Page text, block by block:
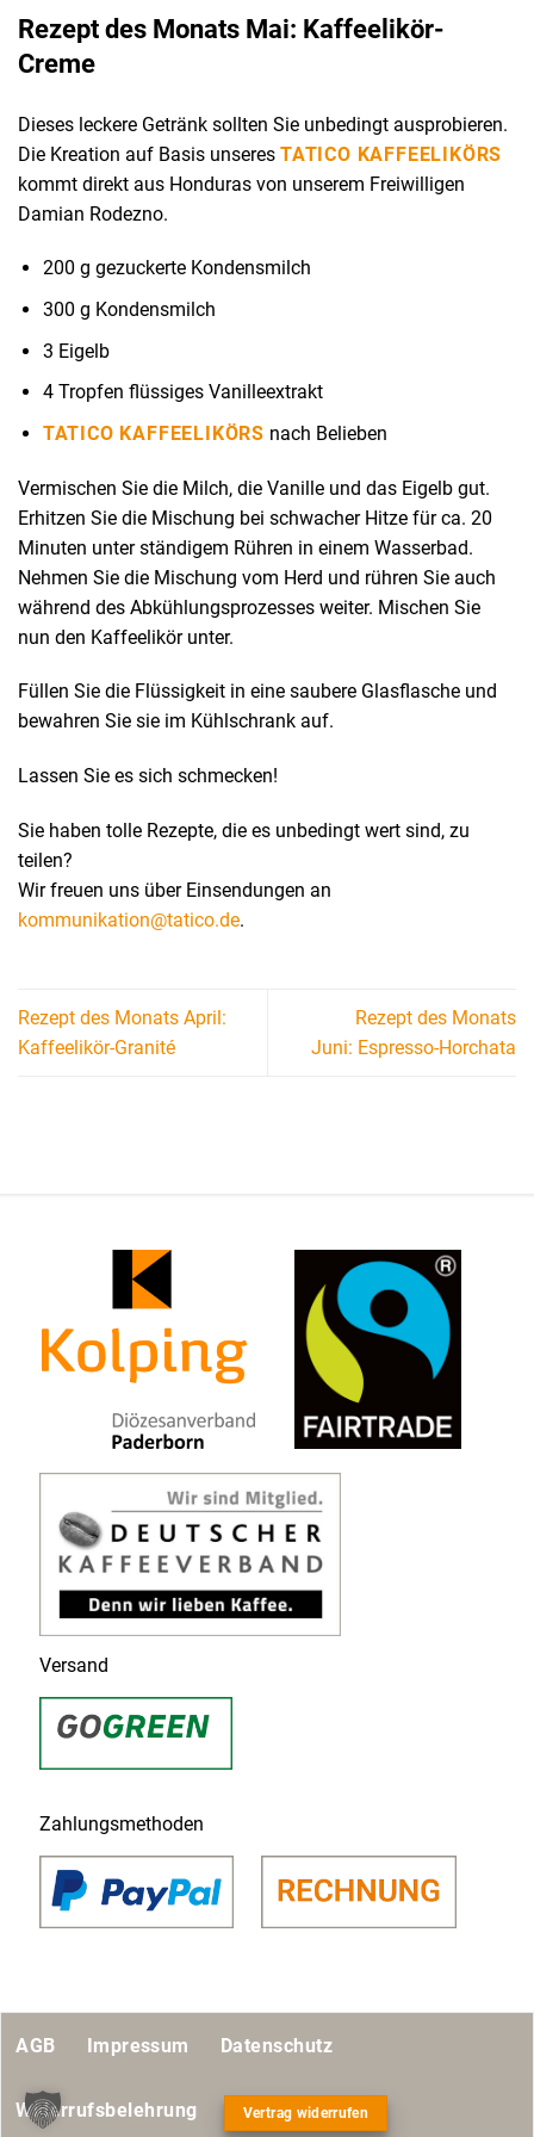
Rezept des Monats Mai: Kaffeelikör-
Creme
Dieses leckere Getränk sollten Sie unbedingt ausprobieren.
Die Kreation auf Basis unseres TATICO KAFFEELIKÖRS
kommt direkt aus Honduras von unserem Freiwilligen
Damian Rodezno.
200 g gezuckerte Kondensmilch
300 g Kondensmilch
3 Eigelb
4 Tropfen flüssiges Vanilleextrakt
TATICO KAFFEELIKÖRS nach Belieben
Vermischen Sie die Milch, die Vanille und das Eigelb gut.
Erhitzen Sie die Mischung bei schwacher Hitze für ca. 20
Minuten unter ständigem Rühren in einem Wasserbad.
Nehmen Sie die Mischung vom Herd und rühren Sie auch
während des Abkühlungsprozesses weiter. Mischen Sie
nun den Kaffeelikör unter.
Füllen Sie die Flüssigkeit in eine saubere Glasflasche und
bewahren Sie sie im Kühlschrank auf.
Lassen Sie es sich schmecken!
Sie haben tolle Rezepte, die es unbedingt wert sind, zu
teilen?
Wir freuen uns über Einsendungen an
kommunikation@tatico.de.
Rezept des Monats April:
Kaffeelikör-Granité
Rezept des Monats
Juni: Espresso-Horchata
Versand
Zahlungsmethoden
AGB Impressum Datenschutz
Widerrufsbelehrung Vertrag widerrufen